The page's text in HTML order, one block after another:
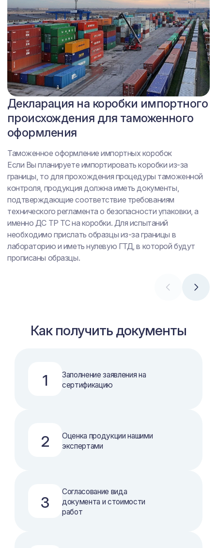
Декларация на коробки импортного
происхождения для таможенного
оформления
Таможенное оформление импортных коробок
Если Вы планируете импортировать коробки из-за
границы, то для прохождения процедуры таможенной
контроля, продукция должна иметь документы,
подтверждающие соответствие требованиям
технического регламента о безопасности упаковки, а
именно ДС ТР ТС на коробки. Для испытаний
необходимо прислать образцы из-за границы в
лабораторию и иметь нулевую ГТД, в которой будут
прописаны образцы.
Сертификат на коробки
отечественного производства
Реализация и производство отечественных коробок
упаковочной продукции на всей территории
Таможенного союза (Россия, Белоруссия, Казахстан,
Киргизия, Армения) ее качество должно быть
подтверждено соответствующими документами. В
первую очередь, производителю необходимо
позаботиться проведением испытаний продукции и
оформлением декларации о соответствии ТР ТС
005/2011.
Как получить документы
1
Заполнение заявления на
сертификацию
2
Оценка продукции нашими
экспертами
3
Согласование вида
документа и стоимости
работ